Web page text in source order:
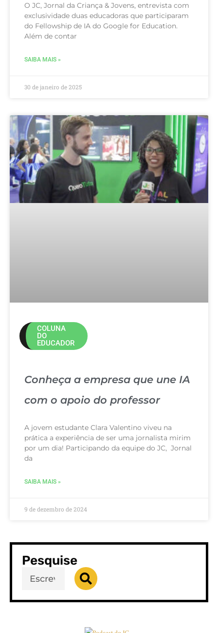
O JC, Jornal da Criança & Jovens, entrevista com
exclusividade duas educadoras que participaram
do Fellowship de IA do Google for Education.
Além de contar
SAIBA MAIS »
30 de janeiro de 2025
COLUNA
DO
EDUCADOR
Conheça a empresa que une IA
com o apoio do professor
A jovem estudante Clara Valentino viveu na
prática a experiência de ser uma jornalista mirim
por um dia! Participando da equipe do JC, Jornal
da
SAIBA MAIS »
9 de dezembro de 2024
Pesquise